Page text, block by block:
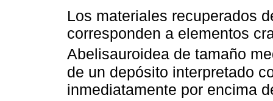
Los materiales recuperados
corresponden a elementos
Abelisauroidea de tamaño
de un depósito interpretado
inmediatamente por encima